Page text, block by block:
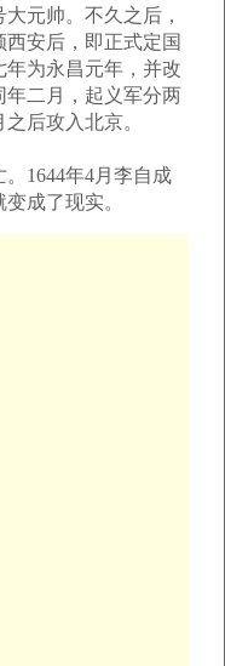
元帅。不久之后，
安后，即正式定国
为永昌元年，并改
年二月，起义军分两
后攻入北京。
1644年4月李自成
成了现实。